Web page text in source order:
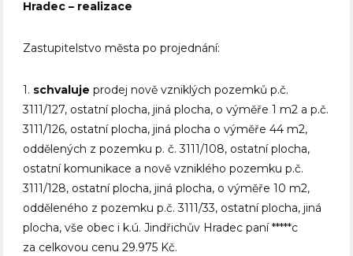
Hradec – realizace
Zastupitelstvo města po projednání:
1. schvalujeprodej nově vzniklých pozemků p.č.
3111/127, ostatní plocha, jiná plocha, o výměře 1 m2 a p.č.
3111/126, ostatní plocha, jiná plocha o výměře 44 m2,
oddělených z pozemku p. č. 3111/108, ostatní plocha,
ostatní komunikace a nově vzniklého pozemku p.č.
3111/128, ostatní plocha, jiná plocha, o výměře 10 m2,
odděleného z pozemku p.č. 3111/33, ostatní plocha, jiná
plocha, vše obec i k.ú. Jindřichův Hradec paní *****c
za celkovou cenu 29.975 Kč.